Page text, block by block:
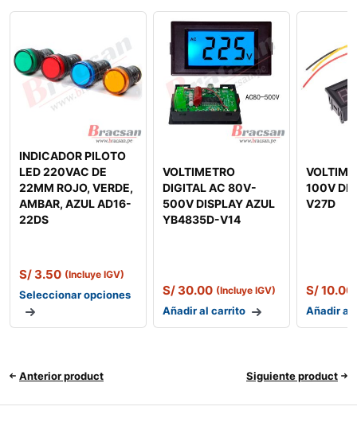
INDICADOR PILOTO
LED 220VAC DE
22MM ROJO, VERDE,
AMBAR, AZUL AD16-
22DS
S/3.50 (Incluye IGV)
Seleccionar opciones
VOLTIMETRO
DIGITAL AC 80V-
500V DISPLAY AZUL
YB4835D-V14
S/30.00 (Incluye IGV)
Añadir al carrito
100V
V27D
S/10.00
Añadir al
Anterior product Siguiente product